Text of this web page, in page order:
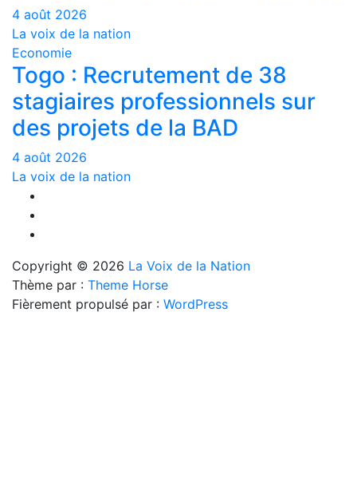
4 août 2026
La voix de la nation
Economie
Togo : Recrutement de 38
stagiaires professionnels sur
des projets de la BAD
4 août 2026
La voix de la nation
Copyright © 2026 La Voix de la Nation
Thème par : Theme Horse
Fièrement propulsé par : WordPress